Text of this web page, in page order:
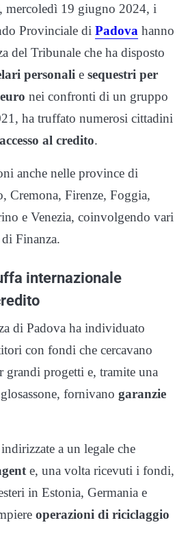
mercoledì 19 giugno 2024, i
Provinciale di Padova hanno
del Tribunale che ha disposto
personali e sequestri per
nei confronti di un gruppo
ha truffato numerosi cittadini
accesso al credito.
anche nelle province di
Cremona, Firenze, Foggia,
e Venezia, coinvolgendo vari
Finanza.
internazionale
di Padova ha individuato
con fondi che cercavano
grandi progetti e, tramite una
fornivano garanzie
a un legale che
e, una volta ricevuti i fondi,
in Estonia, Germania e
operazioni di riciclaggio